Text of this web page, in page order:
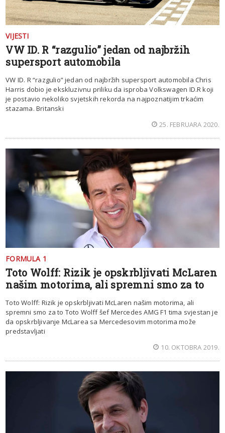
VIJESTI
VW ID. R “razgulio” jedan od najbržih
supersport automobila
VW ID. R “razgulio” jedan od najbržih supersport automobila Chris
Harris dobio je ekskluzivnu priliku da isproba Volkswagen ID.R koji
je postavio nekoliko svjetskih rekorda na najpoznatijim trkaćim
stazama. Britanski
25. FEBRUARA 2020.
FORMULA 1
Toto Wolff: Rizik je opskrbljivati McLaren
našim motorima, ali spremni smo za to
Toto Wolff: Rizik je opskrbljivati McLaren našim motorima, ali
spremni smo za to Toto Wolff šef Mercedes AMG F1 tima svjestan je
da opskrbljivanje McLarea sa Mercedesovim motorima može
predstavljati
10. OKTOBRA 2019.